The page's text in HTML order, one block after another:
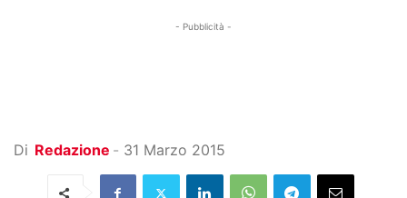
- Pubblicità -
Di Redazione - 31 Marzo 2015